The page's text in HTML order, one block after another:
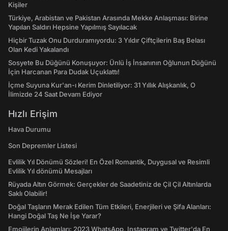
Kişiler
Türkiye, Arabistan ve Pakistan Arasında Mekke Anlaşması: Birine
Yapılan Saldırı Hepsine Yapılmış Sayılacak
Hiçbir Tuzak Onu Durduramıyordu: 3 Yıldır Çiftçilerin Baş Belası
Olan Kedi Yakalandı
Sosyete Bu Düğünü Konuşuyor: Ünlü İş İnsanının Oğlunun Düğünü
İçin Harcanan Para Dudak Uçuklattı!
İçme Suyuna Kur'an-ı Kerim Dinletiliyor: 31 Yıllık Alışkanlık, O
İlimizde 24 Saat Devam Ediyor
Hızlı Erişim
Hava Durumu
Son Depremler Listesi
Evlilik Yıl Dönümü Sözleri! En Özel Romantik, Duygusal ve Resimli
Evlilik Yıl dönümü Mesajları
Rüyada Altın Görmek: Gerçekler de Saadetiniz de Çil Çil Altınlarda
Saklı Olabilir!
Doğal Taşların Merak Edilen Tüm Etkileri, Enerjileri ve Şifa Alanları:
Hangi Doğal Taş Ne İşe Yarar?
Emojilerin Anlamları: 2023 WhatsApp, Instagram ve Twitter'da En